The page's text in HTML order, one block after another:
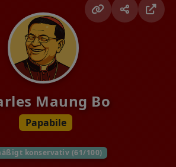
Maung Bo
Papabile
konservativ (61/100)